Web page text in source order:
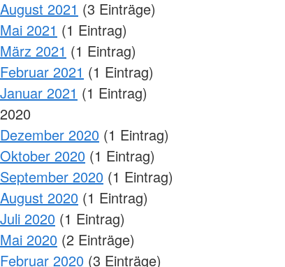
August 2021 (3 Einträge)
Mai 2021 (1 Eintrag)
März 2021 (1 Eintrag)
Februar 2021 (1 Eintrag)
Januar 2021 (1 Eintrag)
2020
Dezember 2020 (1 Eintrag)
Oktober 2020 (1 Eintrag)
September 2020 (1 Eintrag)
August 2020 (1 Eintrag)
Juli 2020 (1 Eintrag)
Mai 2020 (2 Einträge)
Februar 2020 (3 Einträge)